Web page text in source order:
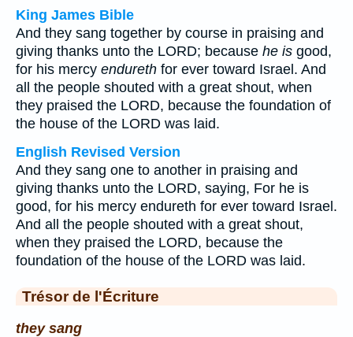
King James Bible
And they sang together by course in praising and
giving thanks unto the LORD; because he is good,
for his mercy endureth for ever toward Israel. And
all the people shouted with a great shout, when
they praised the LORD, because the foundation of
the house of the LORD was laid.
English Revised Version
And they sang one to another in praising and
giving thanks unto the LORD, saying, For he is
good, for his mercy endureth for ever toward Israel.
And all the people shouted with a great shout,
when they praised the LORD, because the
foundation of the house of the LORD was laid.
Trésor de l'Écriture
they sang